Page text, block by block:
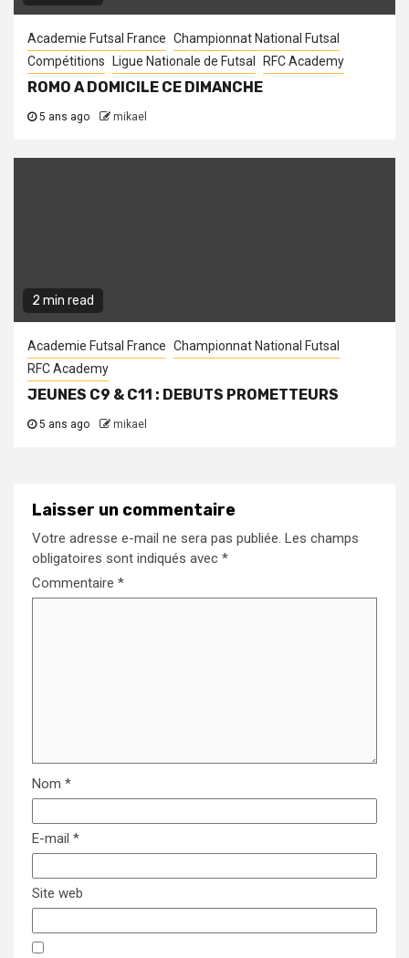
Academie Futsal France Championnat National Futsal
Compétitions
Ligue Nationale de Futsal RFC Academy
ROMO A DOMICILE CE DIMANCHE
5 ans ago mikael
2 min read
Academie Futsal France Championnat National Futsal
RFC Academy
JEUNES C9 & C11 : DEBUTS PROMETTEURS
5 ans ago mikael
Laisser un commentaire
Votre adresse e-mail ne sera pas publiée. Les champs
obligatoires sont indiqués avec *
Commentaire *
Nom *
E-mail *
Site web